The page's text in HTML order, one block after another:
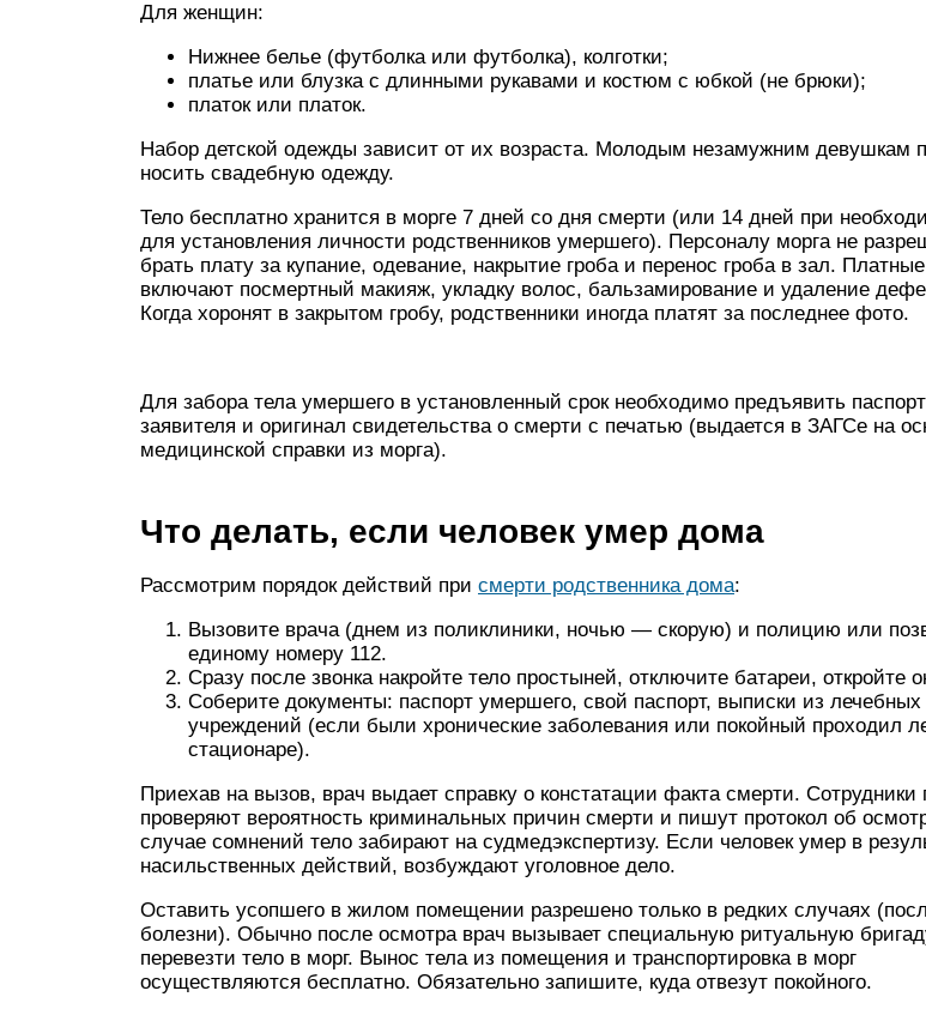
Для женщин:
Нижнее белье (футболка или футболка), колготки;
платье или блузка с длинными рукавами и костюм с юбкой (не брюки);
платок или платок.
Набор детской одежды зависит от их возраста. Молодым незамужним девушкам
носить свадебную одежду.
Тело бесплатно хранится в морге 7 дней со дня смерти (или 14 дней при
для установления личности родственников умершего). Персоналу морга не
брать плату за купание, одевание, накрытие гроба и перенос гроба в зал.
включают посмертный макияж, укладку волос, бальзамирование и удаление
Когда хоронят в закрытом гробу, родственники иногда платят за последнее фото.
Для забора тела умершего в установленный срок необходимо предъявить паспорт
заявителя и оригинал свидетельства о смерти с печатью (выдается в ЗАГСе на
медицинской справки из морга).
Что делать, если человек умер дома
Рассмотрим порядок действий при смерти родственника дома:
Вызовите врача (днем из поликлиники, ночью — скорую) и полицию или
единому номеру 112.
Сразу после звонка накройте тело простыней, отключите батареи, откройте
Соберите документы: паспорт умершего, свой паспорт, выписки из лечебных
учреждений (если были хронические заболевания или покойный проходил
стационаре).
Приехав на вызов, врач выдает справку о констатации факта смерти. Сотрудники
проверяют вероятность криминальных причин смерти и пишут протокол об
случае сомнений тело забирают на судмедэкспертизу. Если человек умер в
насильственных действий, возбуждают уголовное дело.
Оставить усопшего в жилом помещении разрешено только в редких случаях
болезни). Обычно после осмотра врач вызывает специальную ритуальную
перевезти тело в морг. Вынос тела из помещения и транспортировка в морг
осуществляются бесплатно. Обязательно запишите, куда отвезут покойного.